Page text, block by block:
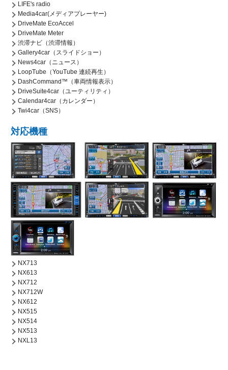
LIFE's radio
Media4car(メディアプレーヤー)
DriveMate EcoAccel
DriveMate Meter
渋滞ナビ（渋滞情報）
Gallery4car（スライドショー）
News4car（ニュース）
LoopTube（YouTube 連続再生）
DashCommand™（車両情報表示）
DriveSuite4car（ユーティリティ）
Calendar4car（カレンダー）
Twi4car（SNS）
対応機種
NX713
NX613
NX712
NX712W
NX612
NX515
NX514
NX513
NXL13